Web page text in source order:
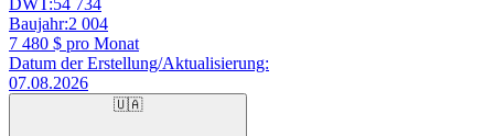
Baujahr:2 004
7 480 $ pro Monat
Datum der Erstellung/Aktualisierung:
07.08.2026
🇺🇦